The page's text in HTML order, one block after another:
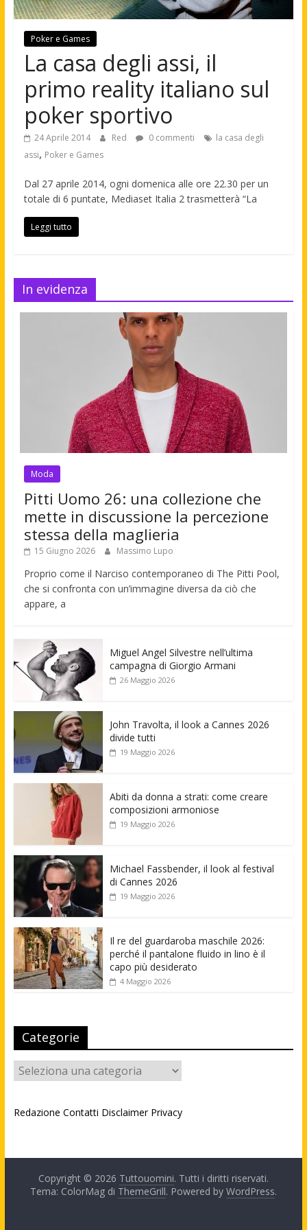
Poker e Games
La casa degli assi, il
primo reality italiano sul
poker sportivo
24 Aprile 2014 Red 0 commenti
la casa degli
assi, Poker e Games
Dal 27 aprile 2014, ogni domenica alle ore 22.30 per un
totale di 6 puntate, Mediaset Italia 2 trasmetterà “La
Leggi tutto
In evidenza
Moda
Pitti Uomo 26: una collezione che
mette in discussione la percezione
stessa della maglieria
15 Giugno 2026 Massimo Lupo
Proprio come il Narciso contemporaneo di The Pitti Pool,
che si confronta con un’immagine diversa da ciò che
appare, a
Miguel Angel Silvestre nell’ultima
campagna di Giorgio Armani
26 Maggio 2026
John Travolta, il look a Cannes 2026
divide tutti
19 Maggio 2026
Abiti da donna a strati: come creare
composizioni armoniose
19 Maggio 2026
Michael Fassbender, il look al festival
di Cannes 2026
19 Maggio 2026
Il re del guardaroba maschile 2026:
perché il pantalone fluido in lino è il
capo più desiderato
4 Maggio 2026
Categorie
Categorie
Redazione Contatti Disclaimer Privacy
Copyright © 2026 Tuttouomini. Tutti i diritti riservati.
Tema: ColorMag di ThemeGrill. Powered by WordPress.